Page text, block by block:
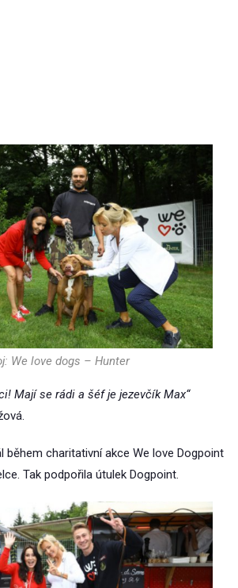
We love dogs – Hunter
Mají se rádi a šéf je jezevčík Max“
během charitativní akce We love Dogpoint
Tak podpořila útulek Dogpoint.